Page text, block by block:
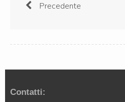
Precedente
Contatti: